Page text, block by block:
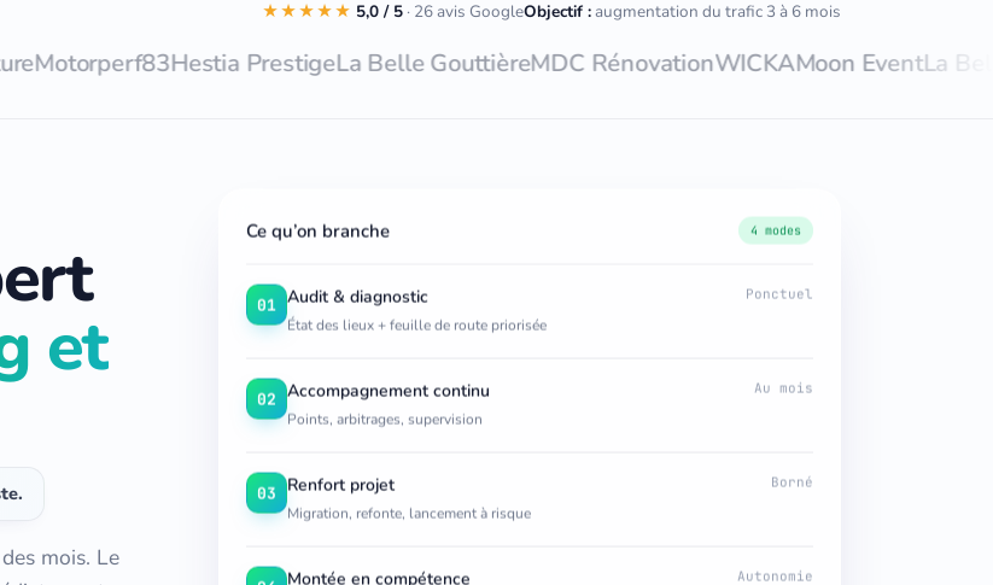
★★★★★ 5,0 / 5 · 26 avis GoogleObjectif :augmentation du trafic 3 à 6 mois
Hestia PrestigeLa Belle GouttièreMDC RénovationWICKAMoon EventLa Belle
et
mois. Le
Ce qu’on branche 4 modes
01 Audit & diagnostic
État des lieux + feuille de route priorisée
Ponctuel
02 Accompagnement continu
Points, arbitrages, supervision
Au mois
03 Renfort projet
Migration, refonte, lancement à risque
Borné
Montée en compétence Autonomie